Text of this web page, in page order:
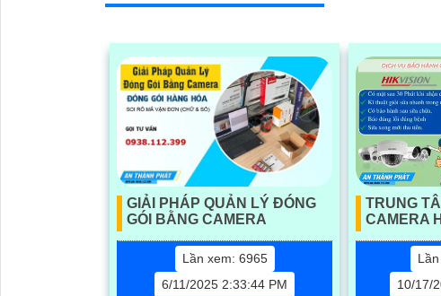
GIẢI PHÁP QUẢN LÝ ĐÓNG
GÓI BẰNG CAMERA
Lần xem: 6965
6/11/2025 2:33:44 PM
TRUNG
CAMERA
10/17/